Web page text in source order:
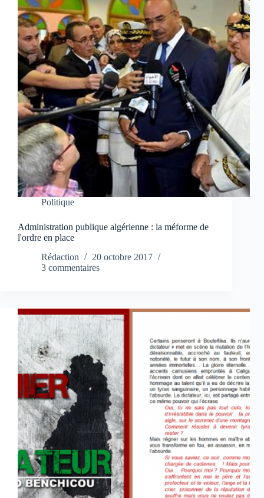
Politique
Administration publique algérienne : la méforme de
l'ordre en place
Rédaction
20 octobre 2017
3 commentaires